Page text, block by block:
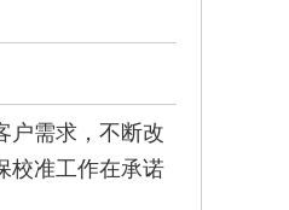
户需求，不断改
校准工作在承诺